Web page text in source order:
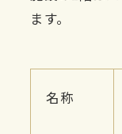
ます。
名称